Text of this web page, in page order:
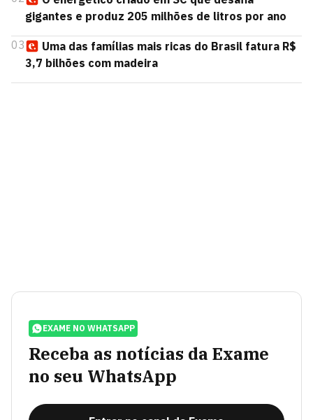
gigantes e produz 205 milhões de litros por ano
03
Uma das famílias mais ricas do Brasil fatura R$
3,7 bilhões com madeira
EXAME NO WHATSAPP
Receba as notícias da Exame
no seu WhatsApp